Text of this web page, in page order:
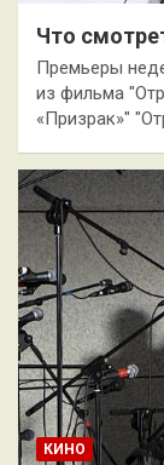
Что
Премьеры
из фильма
«Призрак»"
КИНО